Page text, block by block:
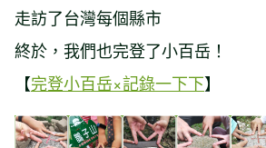
走訪了台灣每個縣市
終於，我們也完登了小百岳！
【完登小百岳×記錄一下下】